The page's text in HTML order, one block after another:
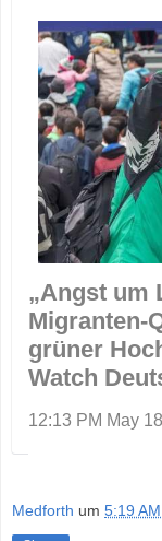
„Angst um
Migranten-
grüner
Watch
12:13 PM May
Medforth um 5:19 AM